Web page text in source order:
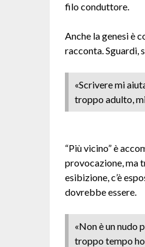
filo conduttore.
Anche la genesi è
racconta. Sguardi,
«Scrivere mi
troppo adulto,
“Più vicino” è
provocazione, ma
esibizione, c’è
dovrebbe essere.
«Non è un nudo
troppo tempo